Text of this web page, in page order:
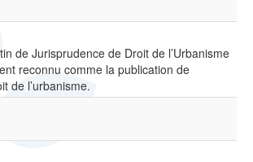
de Jurisprudence de Droit de l’Urbanisme
reconnu comme la publication de
de l’urbanisme.